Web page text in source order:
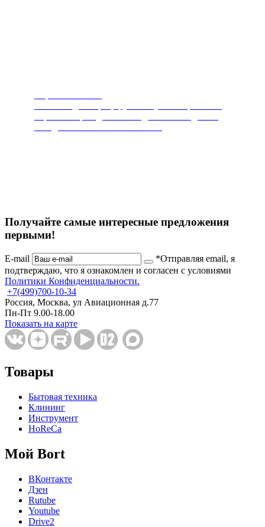
Получайте самые интересные предложения
первыми!
E-mail
*Отправляя email, я
подтверждаю, что я ознакомлен и согласен с условиями
Политики Конфиденциальности.
+7(499)700-10-34
Россия, Москва, ул Авиационная д.77
Пн-Пт 9.00-18.00
Показать на карте
Товары
Бытовая техника
Клининг
Инструмент
HoReCa
Мой Bort
ВКонтакте
Дзен
Rutube
Youtube
Drive2